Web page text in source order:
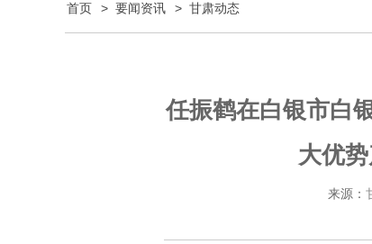
首页 > 要闻资讯 > 甘肃动态
任振鹤在白银市白
大优
来源：